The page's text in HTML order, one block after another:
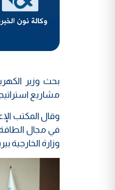
مشاريع
وقال المكتب
في مجال
وزارة الخارجية